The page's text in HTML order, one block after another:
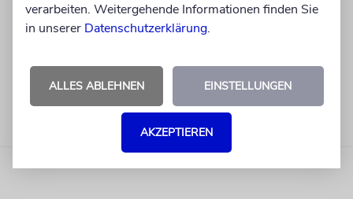
verarbeiten. Weitergehende Informationen finden Sie
in unserer Datenschutzerklärung.
ALLES ABLEHNEN EINSTELLUNGEN
AKZEPTIEREN